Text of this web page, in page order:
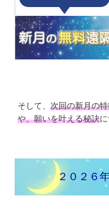
そして、 次回の新月の
や、願いを叶える秘訣
２０２６